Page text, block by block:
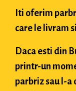
Iti oferim
care le livram
Daca esti din
printr-un
parbriz sau l-a